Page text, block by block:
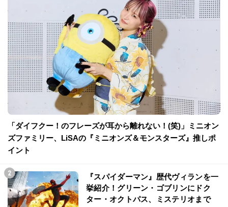
「ダイフクー！のフレーズが耳から離れない！(笑)」ミニオン
ズファミリー、LiSAの『ミニオンズ＆モンスターズ』推しポ
イント
『スパイダーマン』歴代ヴィランを一
挙紹介！グリーン・ゴブリンにドク
ター・オクトパス、ミステリオまで